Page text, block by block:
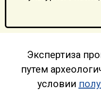
Экспертиза
путем
условии